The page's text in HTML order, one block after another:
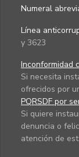
Numeral
Línea
y 3623
Inconformidad
Si necesita
ofrecidos por
PQRSDF por
Si quiere
denuncia o
atención de